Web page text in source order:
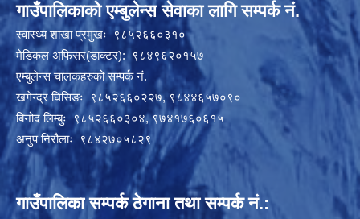
गाउँपालिकाको एम्बुलेन्स सेवाका लागि सम्पर्क नं.
स्वास्थ्य शाखा प्रमुखः ९८५२६६०३१०
मेडिकल अफिसर(डाक्टर): ९८४९६२०१५७
एम्बुलेन्स चालकहरुको सम्पर्क नं.
खगेन्द्र घिसिङः ९८५२६६०२२७, ९८४४६५७०९०
बिनोद लिम्बुः ९८५२६६०३०४, ९७४१७६०६१५
अनुप निरौलाः ९८४२७०५८२९
गाउँपालिका सम्पर्क ठेगाना तथा सम्पर्क नं.: